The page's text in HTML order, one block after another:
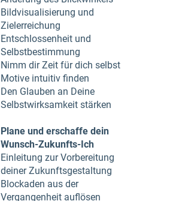
Bildvisualisierung und
Zielerreichung
Entschlossenheit und
Selbstbestimmung
Nimm dir Zeit für dich selbst
Motive intuitiv finden
Den Glauben an Deine
Selbstwirksamkeit stärken
Plane und erschaffe dein
Wunsch-Zukunfts-Ich
Einleitung zur Vorbereitung
deiner Zukunftsgestaltung
Blockaden aus der
Vergangenheit auflösen